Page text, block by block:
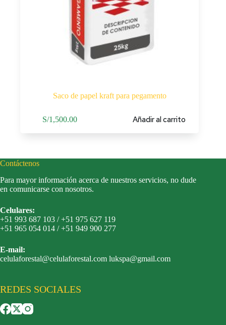
Saco de papel kraft para pegamento
S/1,500.00 Añadir al carrito
Contáctenos
Para mayor información acerca de nuestros servicios, no dude
en comunicarse con nosotros.
Celulares:
+51 993 687 103 / +51 975 627 119
+51 965 054 014 / +51 949 900 277
E-mail:
celulaforestal@celulaforestal.com lukspa@gmail.com
REDES SOCIALES